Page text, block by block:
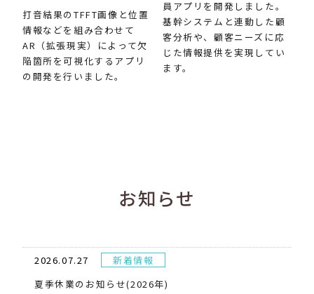
打音結果のTFFT画像と位置
情報などを組み合わせて
AR（拡張現実）によって欠
陥箇所を可視化するアプリ
の開発を行いました。
員アプリを開発しました。
基幹システムと連動した顧
客分析や、顧客ニーズに応
じた情報提供を実現してい
ます。
お知らせ
2026.07.27
新着情報
夏季休業のお知らせ(2026年)